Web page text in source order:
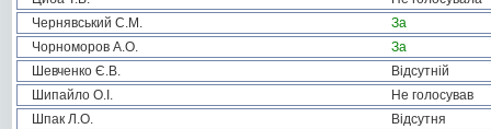
Чернявський С.М.
За
Чорноморов А.О.
За
Шевченко Є.В.
Відсутній
Шипайло О.І.
Не голосував
Шпак Л.О.
Відсутня